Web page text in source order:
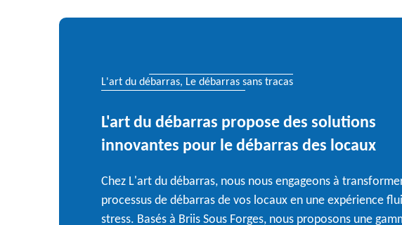
L'art du débarras, Le débarras sans tracas
L'art du débarras propose des solutions
innovantes pour le débarras des locaux
Chez L'art du débarras, nous nous engageons à
processus de débarras de vos locaux en une expérience
stress. Basés à Briis Sous Forges, nous proposons une